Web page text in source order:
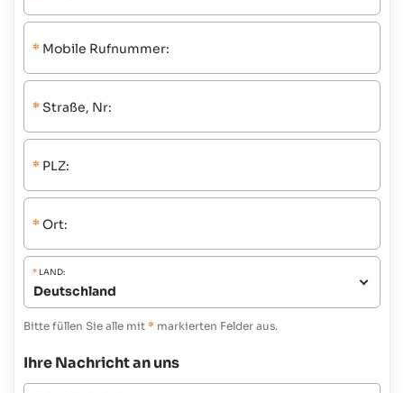
* Mobile Rufnummer:
* Straße, Nr:
* PLZ:
* Ort:
* LAND:
Bitte füllen Sie alle mit * markierten Felder aus.
Ihre Nachricht an uns